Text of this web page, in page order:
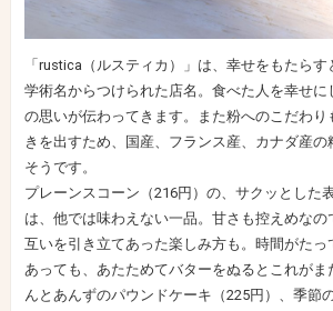
「rustica（ルスティカ）」は、幸せをもたら
学術名からつけられた店名。食べた人を幸せに
の思いが伝わってきます。また粉へのこだわ
きを出すため、国産、フランス産、カナダ産
そうです。
プレーンスコーン（216円）の、サクッとした
は、他では味わえない一品。甘さも控えめなの
互いを引き立てあった楽しみ方も。時間がたっ
あっても、あたためてバターをぬるとこれがま
んとあんずのパウンドケーキ（225円）、季節